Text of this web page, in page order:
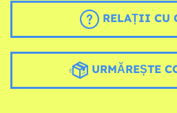
RELAȚII CU
URMĂREȘTE